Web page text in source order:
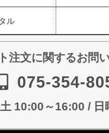
ル
注文に関するお問
075-354-
10:00～16:00 / 日